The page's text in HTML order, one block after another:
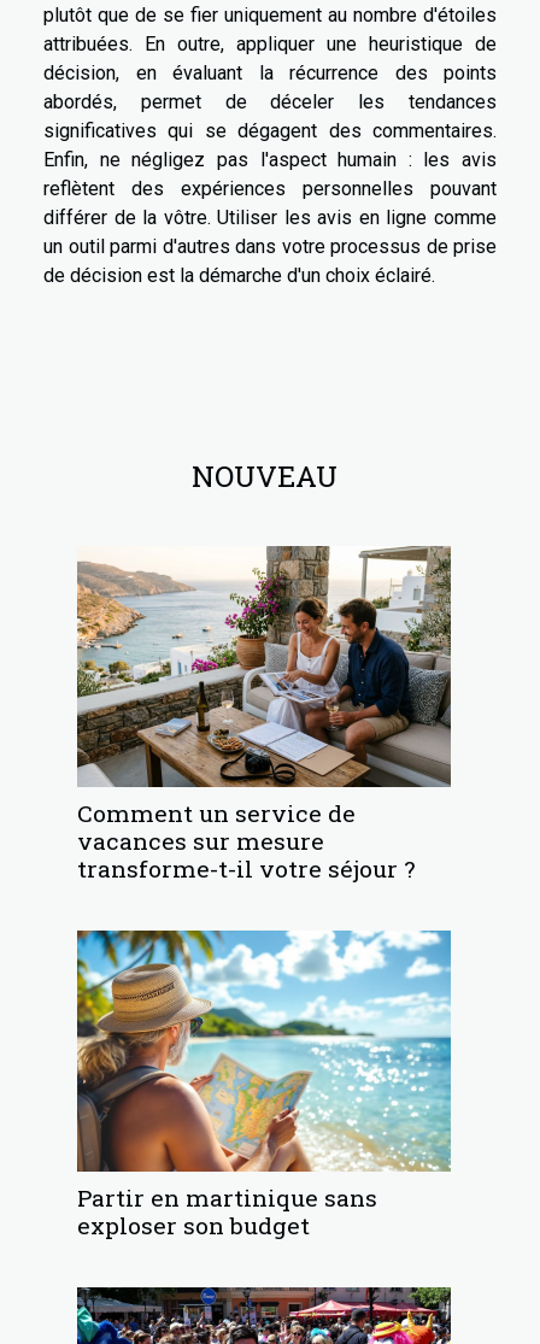
plutôt que de se fier uniquement au nombre d'étoiles
attribuées. En outre, appliquer une heuristique de
décision, en évaluant la récurrence des points
abordés, permet de déceler les tendances
significatives qui se dégagent des commentaires.
Enfin, ne négligez pas l'aspect humain : les avis
reflètent des expériences personnelles pouvant
différer de la vôtre. Utiliser les avis en ligne comme
un outil parmi d'autres dans votre processus de prise
de décision est la démarche d'un choix éclairé.
NOUVEAU
Comment un service de
vacances sur mesure
transforme-t-il votre séjour ?
Partir en martinique sans
exploser son budget